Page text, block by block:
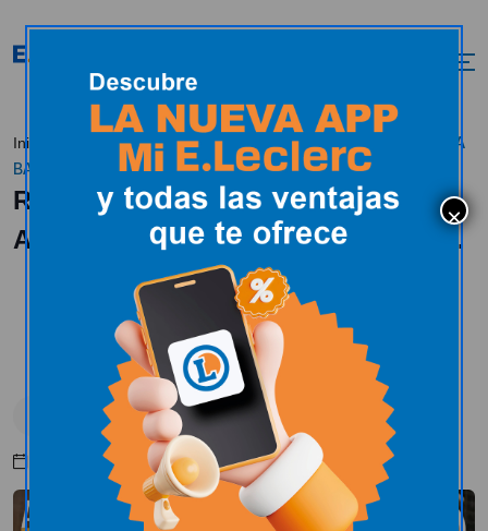
Inicio Actualidad Colaboración
RECOGIDA PRIMAVERA
BANCO DE ALIMENTOS EN E.LECLERC SORIA.
RECOGIDA PRIMAVERA BANCO DE
ALIMENTOS EN E.LECLERC SORIA.
Colaboración
Mayo 22, 2025